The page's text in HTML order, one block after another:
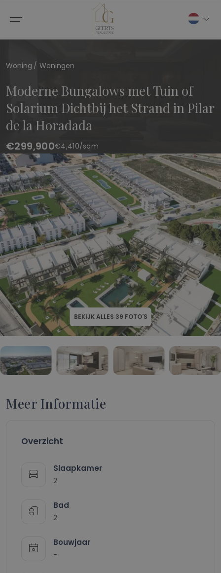
Woning Woningen
Moderne Bungalows met Tuin of
Solarium Dichtbij het Strand in Pilar
de la Horadada
€299,900€4,410/sqm
BEKIJK ALLES 39 FOTO'S
Meer Informatie
Overzicht
Slaapkamer
2
Bad
2
Bouwjaar
-